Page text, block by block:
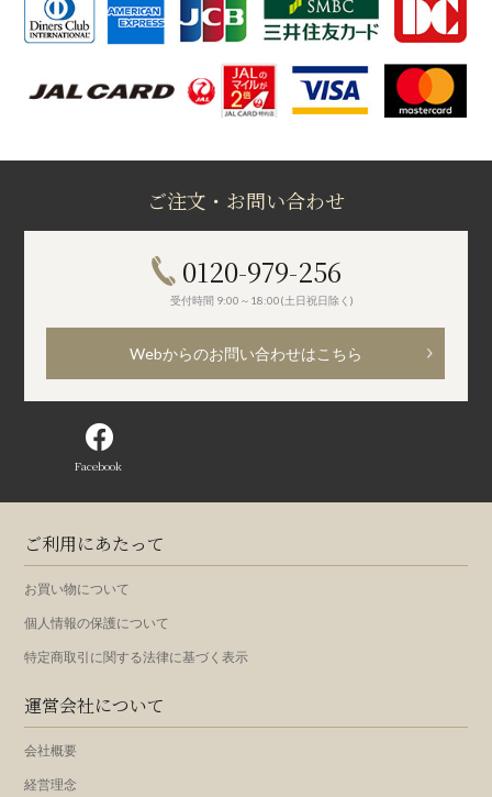
ご注文・お問い合わせ
0120-979-256
受付時間 9:00～18:00(土日祝日除く)
Webからのお問い合わせはこちら
Facebook
ご利用にあたって
お買い物について
個人情報の保護について
特定商取引に関する法律に基づく表示
運営会社について
会社概要
経営理念